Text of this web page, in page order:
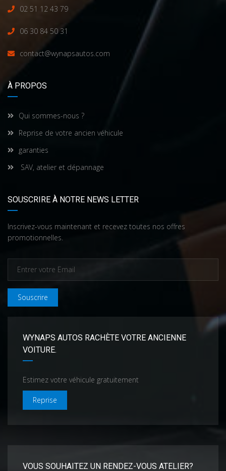
02 51 12 43 79
06 30 84 50 31
contact@wynapsautos.com
À PROPOS
Qui sommes-nous ?
Reprise de votre ancien véhicule
garanties
SAV, atelier et dépannage
SOUSCRIRE À NOTRE NEWS LETTER
Inscrivez-vous maintenant et recevez toutes nos offres
promotionnelles.
Souscrire
WYNAPS AUTOS RACHÈTE VOTRE ANCIENNE
VOITURE.
Estimez votre véhicule gratuitement
Reprise
VOUS SOUHAITEZ UN RENDEZ-VOUS ATELIER?